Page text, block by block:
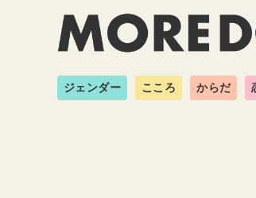
ジェンダー こころ からだ